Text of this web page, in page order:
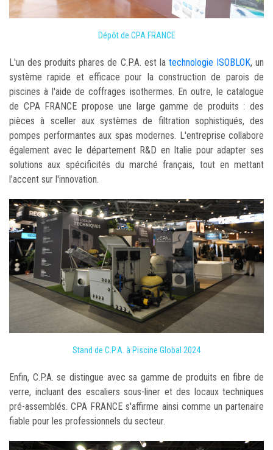
Dépôt de CPA FRANCE
L'un des produits phares de C.P.A. est la technologie ISOBLOK, un
système rapide et efficace pour la construction de parois de
piscines à l'aide de coffrages isothermes. En outre, le catalogue
de CPA FRANCE propose une large gamme de produits : des
pièces à sceller aux systèmes de filtration sophistiqués, des
pompes performantes aux spas modernes. L'entreprise collabore
également avec le département R&D en Italie pour adapter ses
solutions aux spécificités du marché français, tout en mettant
l'accent sur l'innovation.
Stand de C.P.A. à Piscine Global 2024
Enfin, C.P.A. se distingue avec sa gamme de produits en fibre de
verre, incluant des escaliers sous-liner et des locaux techniques
pré-assemblés. CPA FRANCE s'affirme ainsi comme un partenaire
fiable pour les professionnels du secteur.